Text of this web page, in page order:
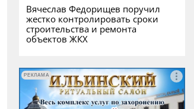
Вячеслав Федорищев поручил
жестко контролировать сроки
строительства и ремонта
объектов ЖКХ
РЕКЛАМА